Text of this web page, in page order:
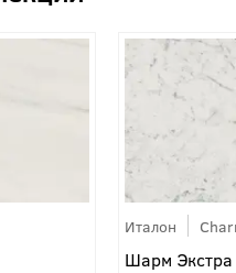
Италон
Шарм